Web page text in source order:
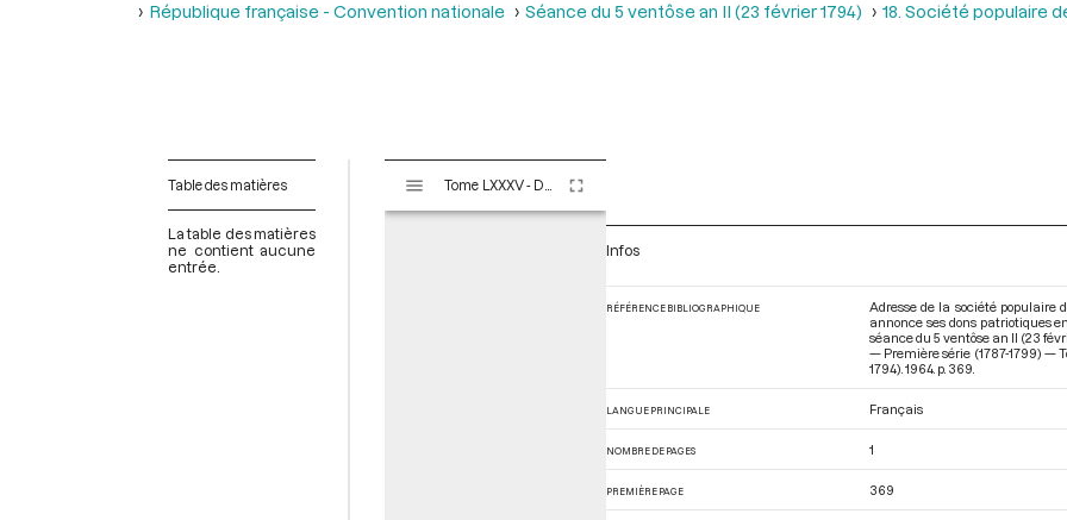
République française - Convention nationale
Séance du 5 ventôse an II (23 février 1794) 18. Société populaire
Table des matières
La table des matières
ne contient aucune
entrée.
s
Infos
RÉFÉRENCE BIBLIOGRAPHIQUE
Adresse de la société
annonce ses dons patriotiques
séance du 5 ventôse an II (23
— Première série (1787-1799) —
1794) . 1964. p. 369.
LANGUE PRINCIPALE Français
NOMBRE DE PAGES 1
PREMIÈRE PAGE 369